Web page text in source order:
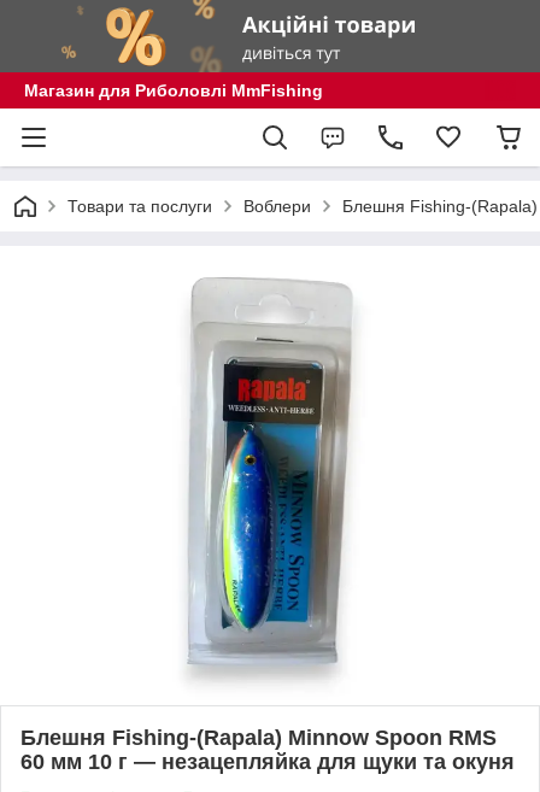
Магазин для Риболовлі MmFishing
Товари та послуги Воблери Блешня Fishing-
Блешня Fishing-(Rapala) Minnow Spoon RMS
60 мм 10 г — незацепляйка для щуки та окуня